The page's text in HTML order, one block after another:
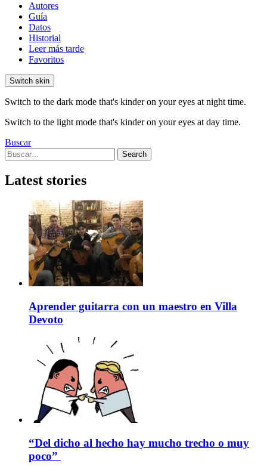
Autores
Guía
Datos
Historial
Leer más tarde
Favoritos
Switch skin
Switch to the dark mode that's kinder on your eyes at night time.
Switch to the light mode that's kinder on your eyes at day time.
Buscar
Search
for:
Search
Latest stories
Aprender guitarra con un maestro en Villa
Devoto
“Del dicho al hecho hay mucho trecho o muy
poco”